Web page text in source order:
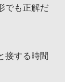
でも正解だ
接する時間